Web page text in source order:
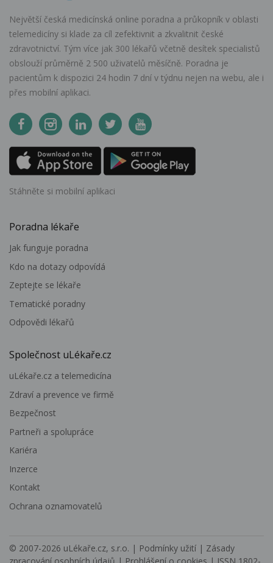
Největší česká medicínská online poradna a průkopník v oblasti
telemedicíny si klade za cíl zefektivnit a zkvalitnit české
zdravotnictví. Tým více jak 300 lékařů včetně desítek specialistů
obslouží průměrně 2 500 uživatelů měsíčně. Poradna je
pacientům k dispozici 24 hodin 7 dní v týdnu nejen na webu, ale i
přes mobilní aplikaci.
Stáhněte si mobilní aplikaci
Poradna lékaře
Jak funguje poradna
Kdo na dotazy odpovídá
Zeptejte se lékaře
Tematické poradny
Odpovědi lékařů
Společnost uLékaře.cz
uLékaře.cz a telemedicína
Zdraví a prevence ve firmě
Bezpečnost
Partneři a spolupráce
Kariéra
Inzerce
Kontakt
Ochrana oznamovatelů
© 2007-2026 uLékaře.cz, s.r.o. | Podmínky užití | Zásady
zpracování osobních údajů | Prohlášení o cookies | ISSN 1802-